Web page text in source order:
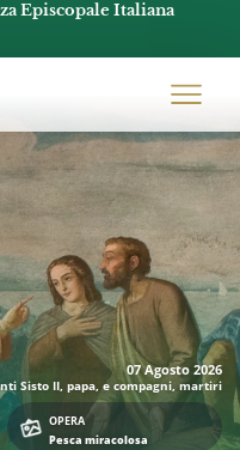
Episcopale Italiana
07 Agosto 2026
Sisto II, papa, e compagni, martiri
OPERA
Pesca miracolosa